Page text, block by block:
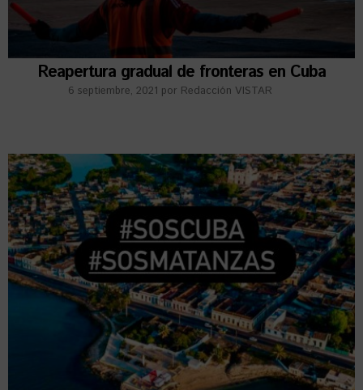
Reapertura gradual de fronteras en Cuba
6 septiembre, 2021 por Redacción VISTAR